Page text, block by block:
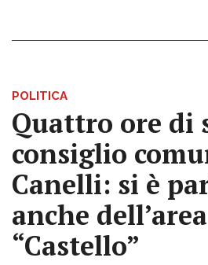
POLITICA
Quattro ore di
consiglio
Canelli: si è
anche dell’area
“Castello”